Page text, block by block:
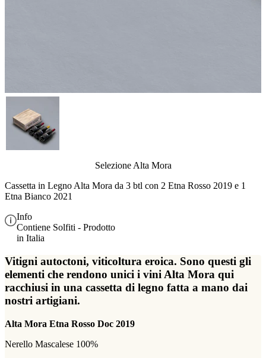
Selezione Alta Mora
Cassetta in Legno Alta Mora da 3 btl con 2 Etna Rosso 2019 e 1
Etna Bianco 2021
Info
Contiene Solfiti - Prodotto
in Italia
Vitigni autoctoni, viticoltura eroica. Sono questi gli
elementi che rendono unici i vini Alta Mora qui
racchiusi in una cassetta di legno fatta a mano dai
nostri artigiani.
Alta Mora Etna Rosso Doc 2019
Nerello Mascalese 100%